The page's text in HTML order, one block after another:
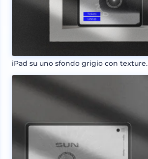
iPad su uno sfondo grigio con texture.